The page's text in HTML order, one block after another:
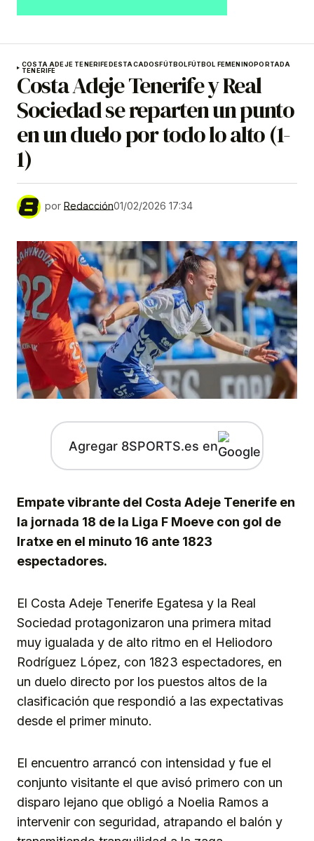
COSTA ADEJE TENERIFEDESTACADOSFÚTBOLFÚTBOL FEMENINOPORTADA
TENERIFE
Costa Adeje Tenerife y Real
Sociedad se reparten un punto
en un duelo por todo lo alto (1-
1)
por Redacción01/02/2026 17:34
Agregar 8SPORTS.es en
Empate vibrante del Costa Adeje Tenerife en
la jornada 18 de la Liga F Moeve con gol de
Iratxe en el minuto 16 ante 1823
espectadores.
El Costa Adeje Tenerife Egatesa y la Real
Sociedad protagonizaron una primera mitad
muy igualada y de alto ritmo en el Heliodoro
Rodríguez López, con 1823 espectadores, en
un duelo directo por los puestos altos de la
clasificación que respondió a las expectativas
desde el primer minuto.
El encuentro arrancó con intensidad y fue el
conjunto visitante el que avisó primero con un
disparo lejano que obligó a Noelia Ramos a
intervenir con seguridad, atrapando el balón y